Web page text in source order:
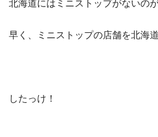
北海道にはミニストップがないの
早く、ミニストップの店舗を北海
したっけ！